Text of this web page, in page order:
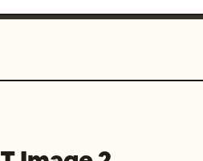
de fitness que